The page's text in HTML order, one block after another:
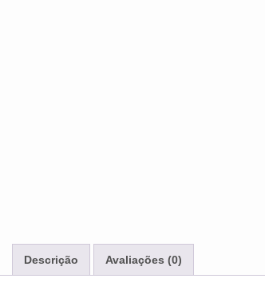
Descrição Avaliações (0)